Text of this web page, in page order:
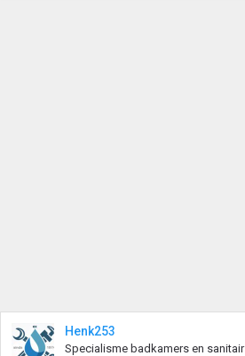
Henk253
Specialisme badkamers en sanitair